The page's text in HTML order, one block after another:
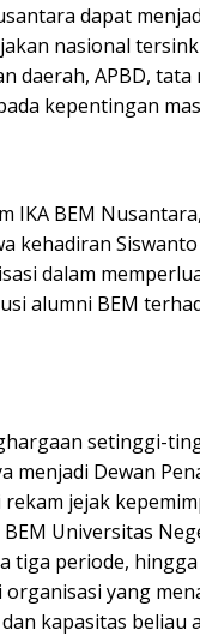
dapat
nasional
daerah, APBD,
kepentingan
IKA BEM
kehadiran
dalam
alumni BEM
setinggi-
menjadi Dewan
jejak
Universitas
tiga periode,
organisasi yang
kapasitas beliau